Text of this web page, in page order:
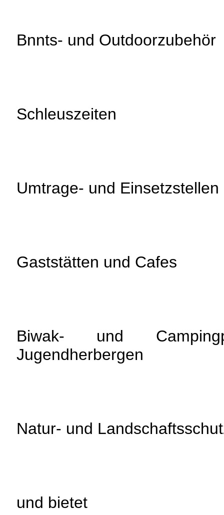
Bnnts- und Outdoorzubehör
Schleuszeiten
Umtrage- und Einsetzstellen
Gaststätten und Cafes
Biwak- und
Jugendherbergen
Natur- und
und bietet